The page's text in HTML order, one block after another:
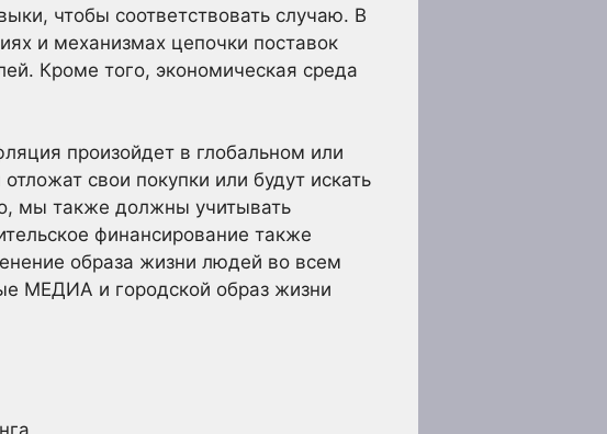
чтобы соответствовать случаю. В
и механизмах цепочки поставок
Кроме того, экономическая среда
произойдет в глобальном или
свои покупки или будут искать
мы также должны учитывать
финансирование также
образа жизни людей во всем
МЕДИА и городской образ жизни